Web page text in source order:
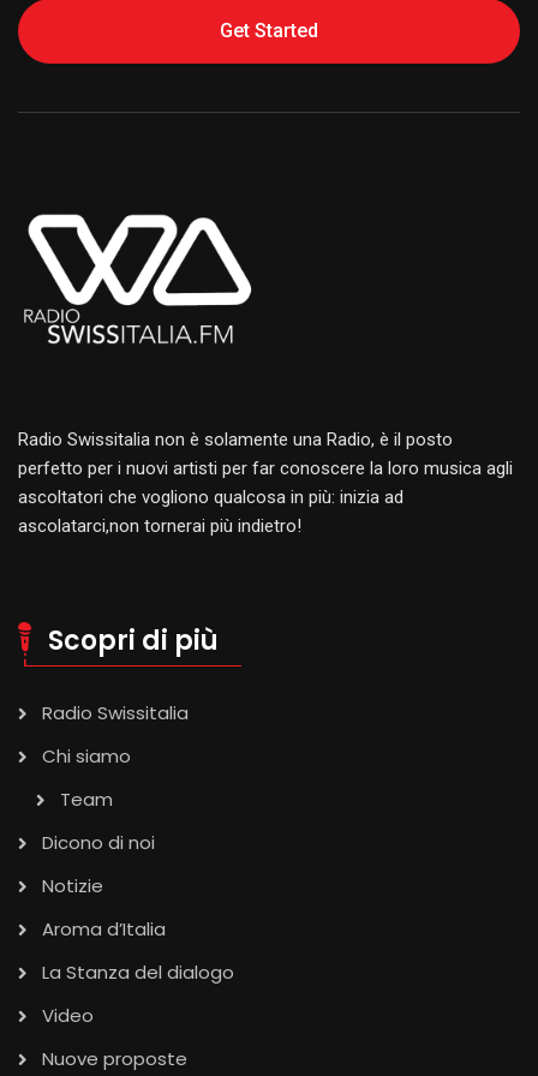
Get Started
Radio Swissitalia non è solamente una Radio, è il posto
perfetto per i nuovi artisti per far conoscere la loro musica agli
ascoltatori che vogliono qualcosa in più: inizia ad
ascolatarci,non tornerai più indietro!
Scopri di più
Radio Swissitalia
Chi siamo
Team
Dicono di noi
Notizie
Aroma d’Italia
La Stanza del dialogo
Video
Nuove proposte